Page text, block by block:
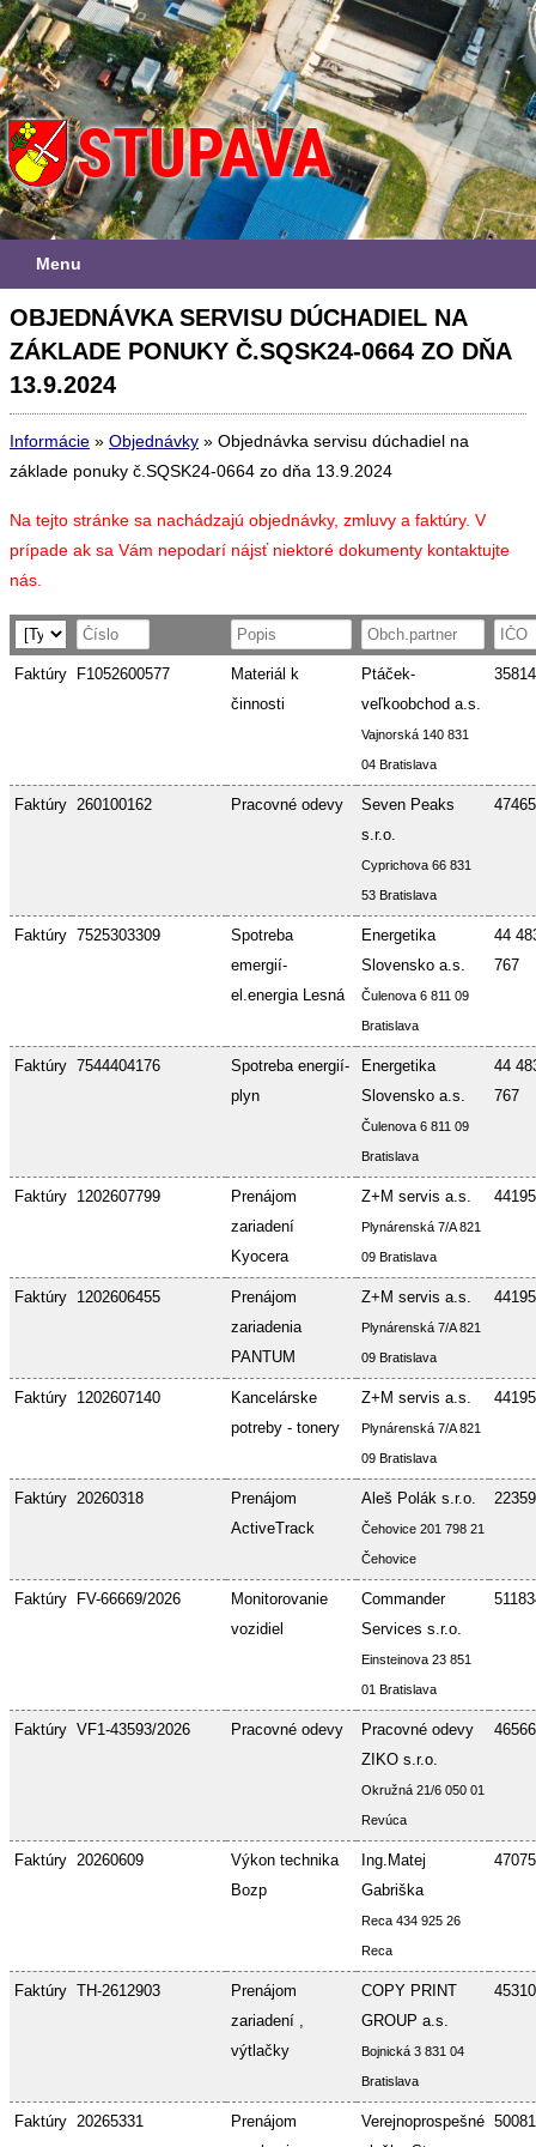
Menu
OBJEDNÁVKA SERVISU DÚCHADIEL NA
ZÁKLADE PONUKY Č.SQSK24-0664 ZO DŇA
13.9.2024
Informácie » Objednávky » Objednávka servisu dúchadiel na
základe ponuky č.SQSK24-0664 zo dňa 13.9.2024
Na tejto stránke sa nachádzajú objednávky, zmluvy a faktúry. V
prípade ak sa Vám nepodarí nájsť niektoré dokumenty kontaktujte
nás.
Faktúry F1052600577
Materiál k
činnosti
Ptáček-
veľkoobchod a.s.
Vajnorská 140 831
04 Bratislava
Faktúry 260100162 Pracovné odevy
Seven Peaks
s.r.o.
Cyprichova 66 831
53 Bratislava
Faktúry 7525303309
Spotreba
emergií-
el.energia Lesná
Energetika
Slovensko a.s.
Čulenova 6 811 09
Bratislava
44
767
Faktúry 7544404176
Spotreba energií-
plyn
Energetika
Slovensko a.s.
Čulenova 6 811 09
Bratislava
44
767
Faktúry 1202607799
Prenájom
zariadení
Kyocera
Z+M servis a.s.
Plynárenská 7/A 821
09 Bratislava
Faktúry 1202606455
Prenájom
zariadenia
PANTUM
Z+M servis a.s.
Plynárenská 7/A 821
09 Bratislava
Faktúry 1202607140
Kancelárske
potreby - tonery
Z+M servis a.s.
Plynárenská 7/A 821
09 Bratislava
Faktúry 20260318
Prenájom
ActiveTrack
Aleš Polák s.r.o.
Čehovice 201 798 21
Čehovice
Faktúry FV-66669/2026
Monitorovanie
vozidiel
Commander
Services s.r.o.
Einsteinova 23 851
01 Bratislava
Faktúry VF1-43593/2026 Pracovné odevy
Pracovné odevy
ZIKO s.r.o.
Okružná 21/6 050 01
Revúca
Faktúry 20260609
Výkon technika
Bozp
Ing.Matej
Gabriška
Reca 434 925 26
Reca
Faktúry TH-2612903
Prenájom
zariadení ,
výtlačky
COPY PRINT
GROUP a.s.
Bojnická 3 831 04
Bratislava
Faktúry 20265331
Prenájom
Verejnoprospešné